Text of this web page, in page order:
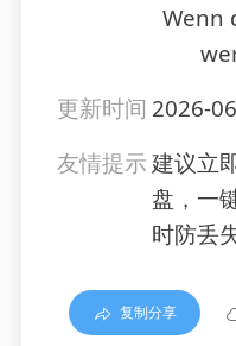
Wenn
更新时间 2026-
友情提示建议立
盘，一
时防丢
复制分享